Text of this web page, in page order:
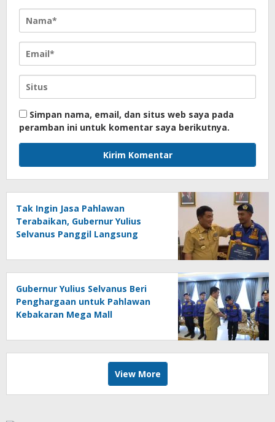
Simpan nama, email, dan situs web saya pada
peramban ini untuk komentar saya berikutnya.
Tak Ingin Jasa Pahlawan
Terabaikan, Gubernur Yulius
Selvanus Panggil Langsung
Gubernur Yulius Selvanus Beri
Penghargaan untuk Pahlawan
Kebakaran Mega Mall
View More